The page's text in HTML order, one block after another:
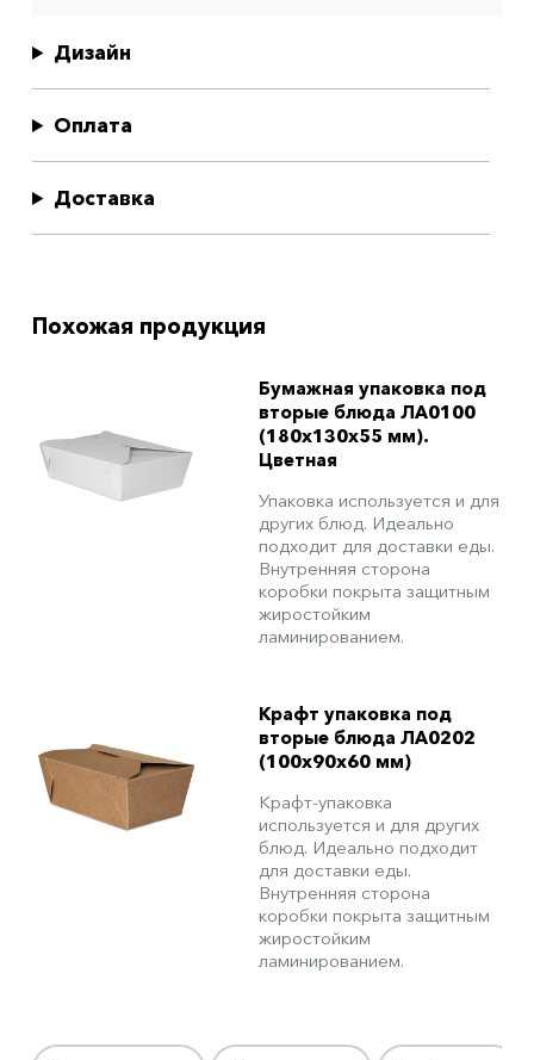
Дизайн
Оплата
Доставка
Похожая продукция
Бумажная упаковка под
вторые блюда ЛА0100
(180х130х55 мм).
Цветная
Упаковка используется и для
других блюд. Идеально
подходит для доставки еды.
Внутренняя сторона
коробки покрыта защитным
жиростойким
ламинированием.
Крафт упаковка под
вторые блюда ЛА0202
(100х90х60 мм)
Крафт-упаковка
используется и для других
блюд. Идеально подходит
для доставки еды.
Внутренняя сторона
коробки покрыта защитным
жиростойким
ламинированием.